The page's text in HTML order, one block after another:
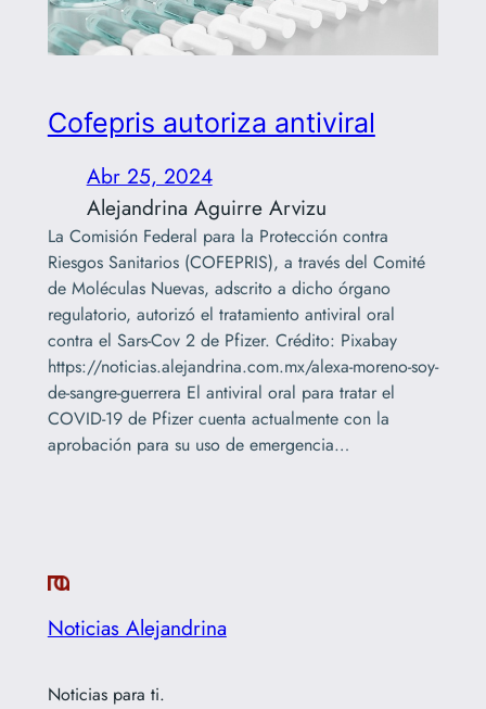
Cofepris autoriza antiviral
Abr 25, 2024
Alejandrina Aguirre Arvizu
La Comisión Federal para la Protección contra
Riesgos Sanitarios (COFEPRIS), a través del Comité
de Moléculas Nuevas, adscrito a dicho órgano
regulatorio, autorizó el tratamiento antiviral oral
contra el Sars-Cov 2 de Pfizer. Crédito: Pixabay
https://noticias.alejandrina.com.mx/alexa-moreno-soy-
de-sangre-guerrera El antiviral oral para tratar el
COVID-19 de Pfizer cuenta actualmente con la
aprobación para su uso de emergencia…
Noticias Alejandrina
Noticias para ti.